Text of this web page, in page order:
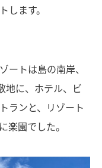
します。
ートは島の南岸、
地に、ホテル、ビ
ランと、リゾート
楽園でした。